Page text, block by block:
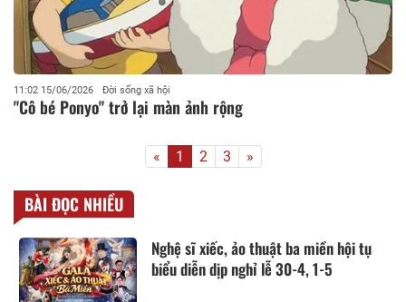
11:02 15/06/2026 Đời sống xã hội
"Cô bé Ponyo" trở lại màn ảnh rộng
« 1 2 3 »
BÀI ĐỌC NHIỀU
Nghệ sĩ xiếc, ảo thuật ba miền hội tụ
biểu diễn dịp nghỉ lễ 30-4, 1-5